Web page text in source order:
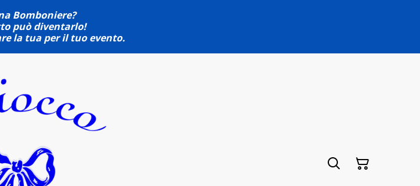
Bomboniere?
può diventarlo!
la tua per il tuo evento.